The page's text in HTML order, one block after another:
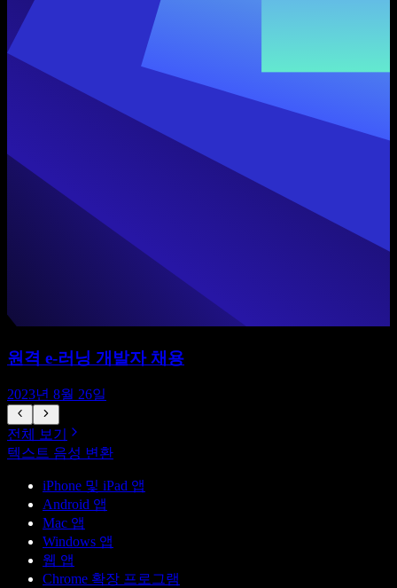
원격 e-러닝 개발자 채용
2023년 8월 26일
전체 보기
텍스트 음성 변환
iPhone 및 iPad 앱
Android 앱
Mac 앱
Windows 앱
웹 앱
Chrome 확장 프로그램